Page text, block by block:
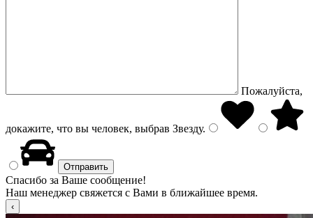
Пожалуйста,
докажите, что вы человек, выбрав Звезду.
Спасибо за Ваше сообщение!
Наш менеджер свяжется с Вами в ближайшее время.